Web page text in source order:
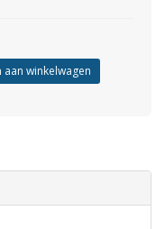
aan winkelwagen